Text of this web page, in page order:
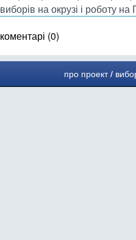
виборів на окрузі і роботу на
коментарі (0)
про проект/